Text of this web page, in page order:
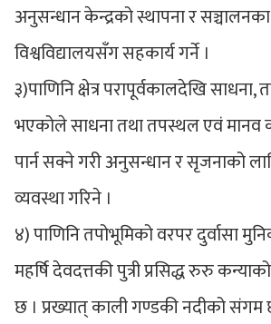
अनुसन्धान केन्द्रको स्थापना र
विश्वविद्यालयसँग सहकार्य गर्ने ।
३)पाणिनि क्षेत्र परापूर्वकालदेखि
भएकोले साधना तथा तपस्थल एवं मानव
पार्न सक्ने गरी अनुसन्धान र सृजनाको
व्यवस्था गरिने ।
४) पाणिनि तपोभूमिको वरपर दुर्वासा
महर्षि देवदत्तकी पुत्री प्रसिद्ध रुरु
छ । प्रख्यात् काली गण्डकी नदीको